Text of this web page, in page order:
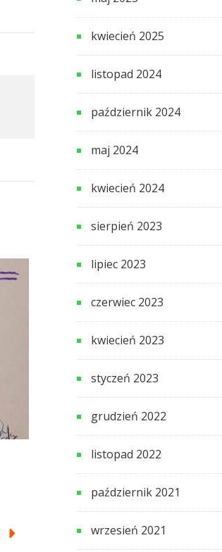
kwiecień 2025
listopad 2024
październik 2024
maj 2024
kwiecień 2024
sierpień 2023
lipiec 2023
czerwiec 2023
kwiecień 2023
styczeń 2023
grudzień 2022
listopad 2022
październik 2021
wrzesień 2021